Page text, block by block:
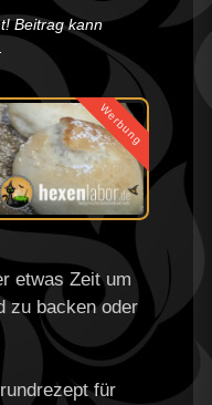
Beitrag kann
Werbung
etwas Zeit um
zu backen oder
für